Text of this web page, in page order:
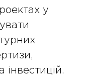
у
інвестицій.